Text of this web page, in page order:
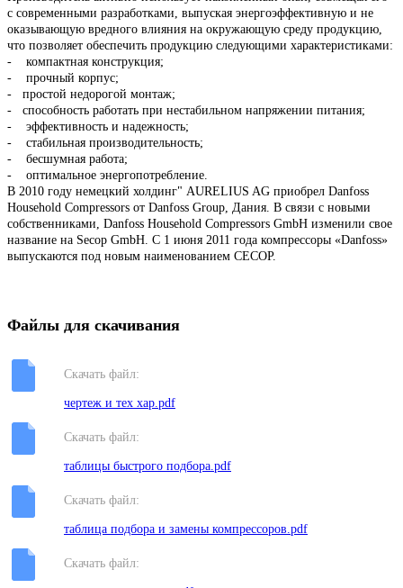
с современными разработками, выпуская энергоэффективную и не
оказывающую вредного влияния на окружающую среду продукцию,
что позволяет обеспечить продукцию следующими характеристиками:
- компактная конструкция;
- прочный корпус;
- простой недорогой монтаж;
- способность работать при нестабильном напряжении питания;
- эффективность и надежность;
- стабильная производительность;
- бесшумная работа;
- оптимальное энергопотребление.
В 2010 году немецкий холдинг" AURELIUS AG приобрел Danfoss
Household Compressors от Danfoss Group, Дания. В связи с новыми
собственниками, Danfoss Household Compressors GmbH изменили свое
название на Secop GmbH. С 1 июня 2011 года компрессоры «Danfoss»
выпускаются под новым наименованием CECOP.
Файлы для скачивания
Скачать файл:
чертеж и тех хар.pdf
Скачать файл:
таблицы быстрого подбора.pdf
Скачать файл:
таблица подбора и замены компрессоров.pdf
Скачать файл: